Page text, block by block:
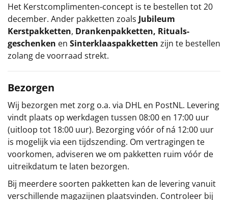
Het Kerstcomplimenten-concept is te bestellen tot 20
december. Ander pakketten zoals Jubileum
Kerstpakketten, Drankenpakketten, Rituals-
geschenken en Sinterklaaspakketten zijn te bestellen
zolang de voorraad strekt.
Bezorgen
Wij bezorgen met zorg o.a. via DHL en PostNL. Levering
vindt plaats op werkdagen tussen 08:00 en 17:00 uur
(uitloop tot 18:00 uur). Bezorging vóór of ná 12:00 uur
is mogelijk via een tijdszending. Om vertragingen te
voorkomen, adviseren we om pakketten ruim vóór de
uitreikdatum te laten bezorgen.
Bij meerdere soorten pakketten kan de levering vanuit
verschillende magazijnen plaatsvinden. Controleer bij